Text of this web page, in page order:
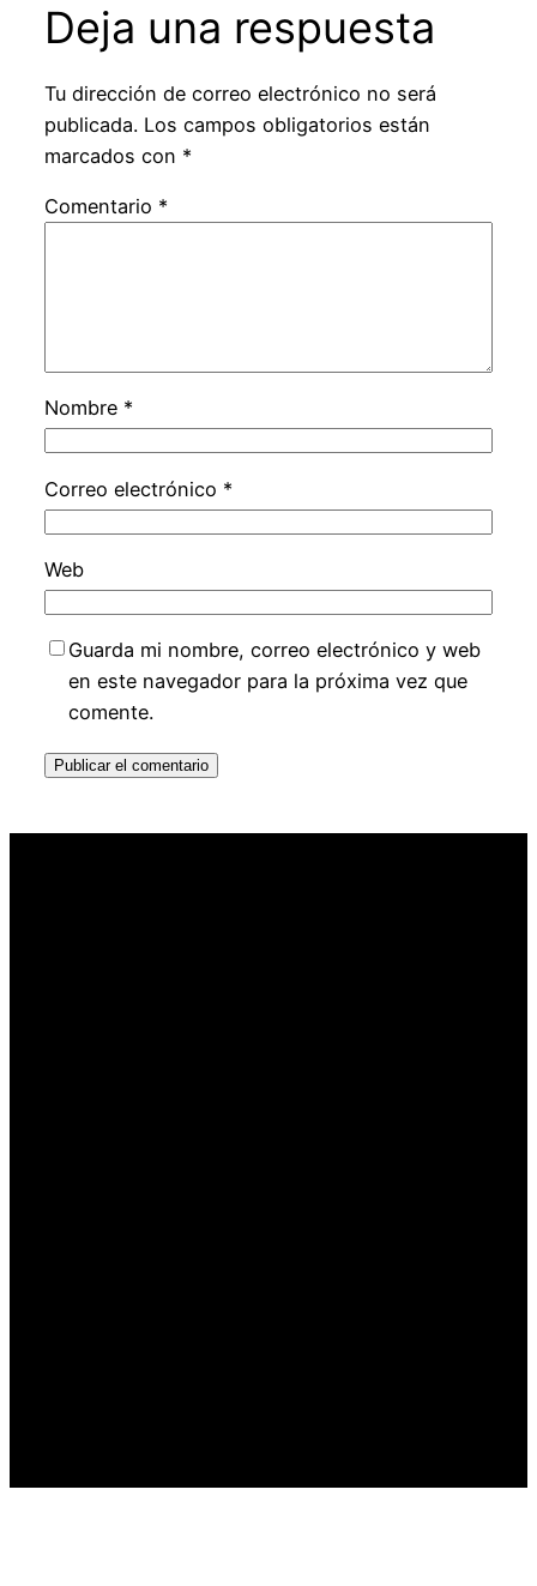
Deja una respuesta
Tu dirección de correo electrónico no será
publicada. Los campos obligatorios están
marcados con *
Comentario *
Nombre *
Correo electrónico *
Web
Guarda mi nombre, correo electrónico y web
en este navegador para la próxima vez que
comente.